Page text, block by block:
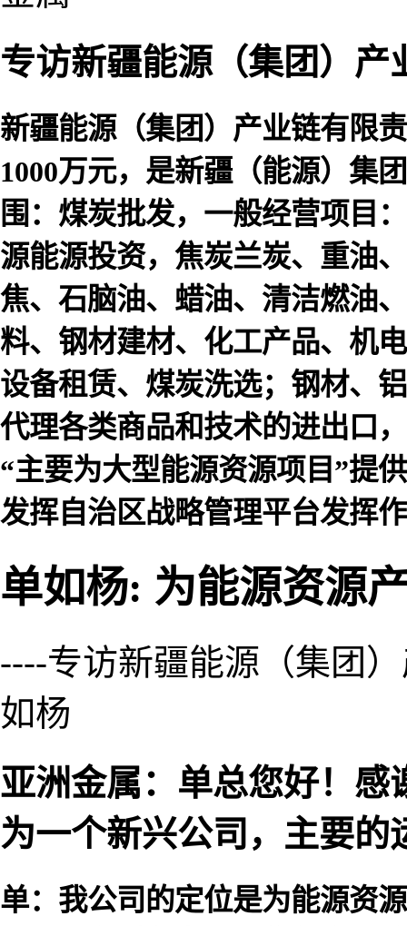
专访新疆能源（集团）
新疆能源（集团）产业链有限
1000万元，是新疆（能源）集
围：煤炭批发，一般经营项目
源能源投资，焦炭兰炭、重油
焦、石脑油、蜡油、清洁燃油
料、钢材建材、化工产品、机
设备租赁、煤炭洗选；钢材、
代理各类商品和技术的进出口
“主要为大型能源资源项目”提
发挥自治区战略管理平台发挥
单如杨: 为能源资源
----专访新疆能源（集团
如杨
亚洲金属：单总您好！感
为一个新兴公司，主要
单：我公司的定位是为能源资